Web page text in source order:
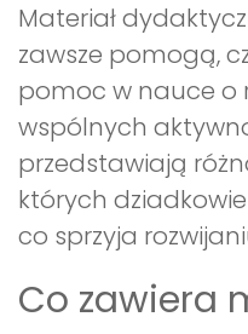
Materiał
zawsze pomogą,
pomoc w nauce o
wspólnych
przedstawiają
których
co sprzyja
Co zawiera